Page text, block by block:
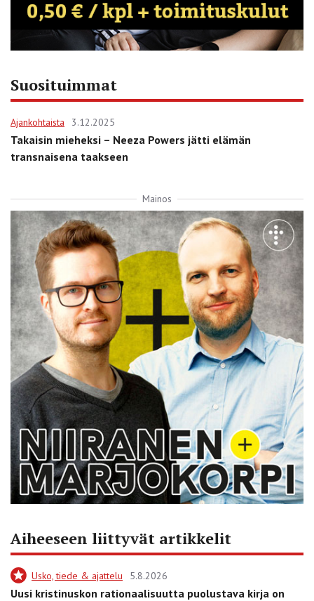
Suosituimmat
Ajankohtaista 3.12.2025
Takaisin mieheksi – Neeza Powers jätti elämän
transnaisena taakseen
Mainos
Aiheeseen liittyvät artikkelit
Usko, tiede & ajattelu 5.8.2026
Uusi kristinuskon rationaalisuutta puolustava kirja on